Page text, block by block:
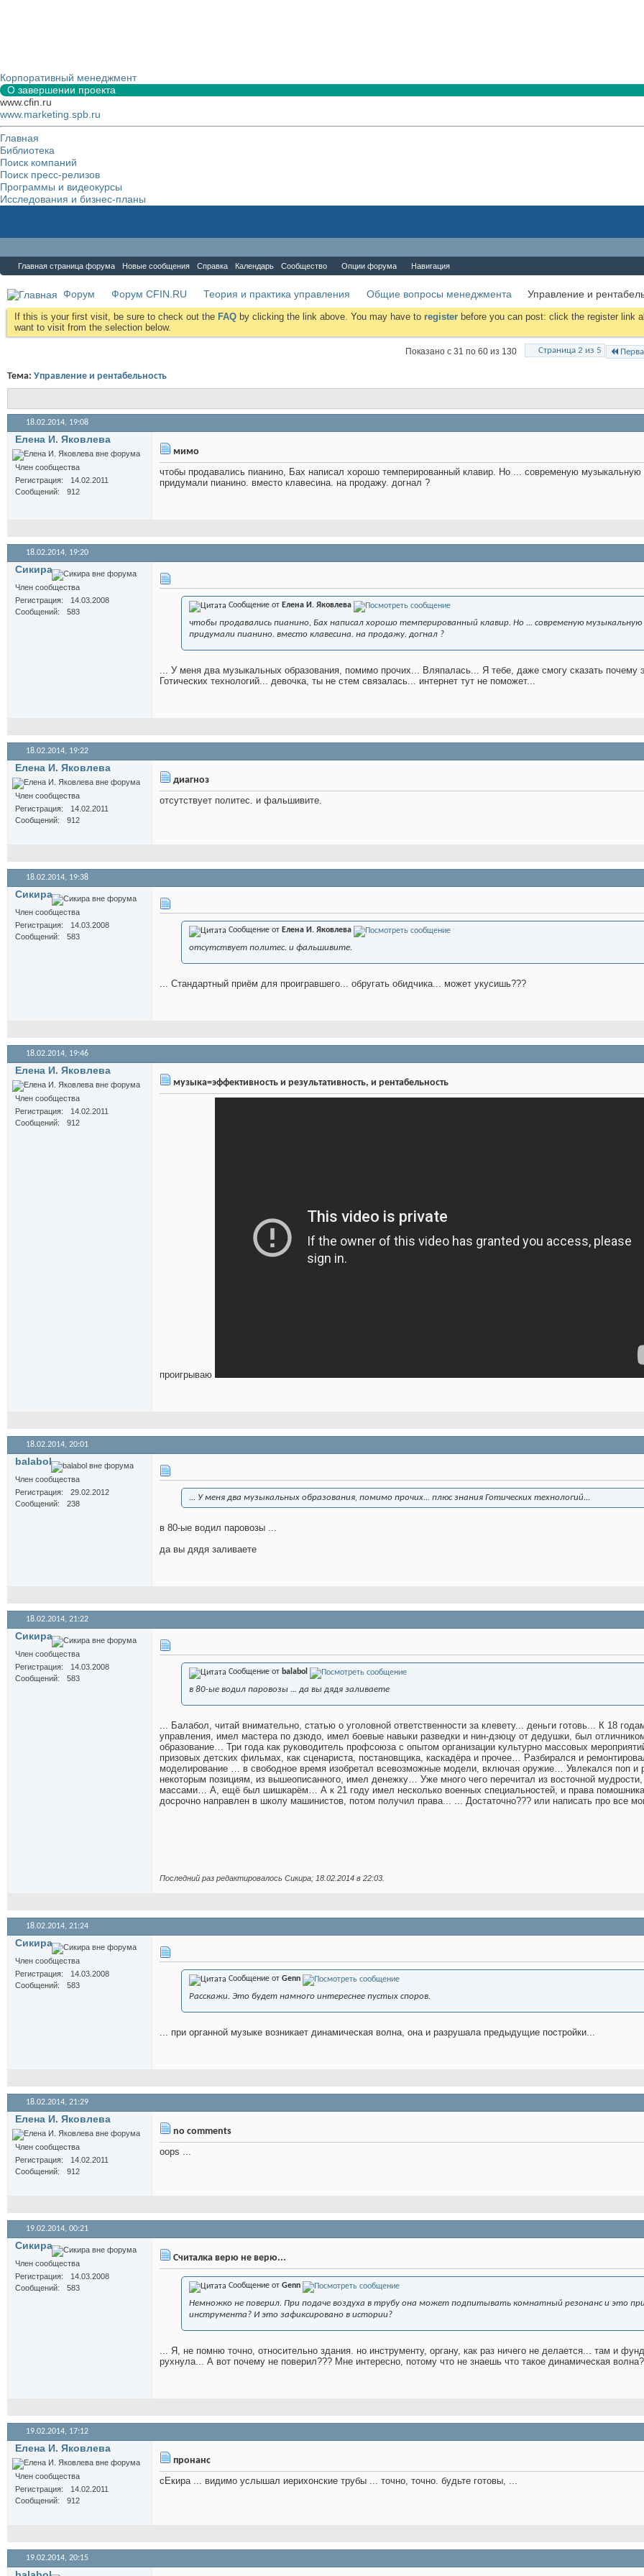
Корпоративный менеджмент
О завершении проекта
www.cfin.ru
www.marketing.spb.ru
Главная
Библиотека
Поиск компаний
Поиск пресс-релизов
Программы и видеокурсы
Исследования и бизнес-планы
Главная страница форума Новые сообщения Справка Календарь Сообщество Опции форума Навигация
Форум Форум CFIN.RU Теория и практика управления Общие вопросы менеджмента Управление и
If this is your first visit, be sure to check out the FAQ by clicking the link above. You may have to register before you can post: click the register link
want to visit from the selection below.
Страница 2 из 5
Показано с 31 по 60 из 130
Тема: Управление и рентабельность
18.02.2014, 19:08
Елена И. Яковлева
Член сообщества
Регистрация
14.02.2011
Сообщений
912
мимо
чтобы продавались пианино, Бах написал хорошо темперированный клавир. Но ... современую
придумали пианино. вместо клавесина. на продажу. догнал ?
18.02.2014, 19:20
Сикира
Член сообщества
Регистрация
14.03.2008
Сообщений
583
Сообщение от Елена И. Яковлева
чтобы продавались пианино, Бах написал хорошо темперированный клавир. Но ... современую
придумали пианино. вместо клавесина. на продажу. догнал ?
... У меня два музыкальных образования, помимо прочих... Вляпалась... Я тебе, даже смогу сказать почему
Готических технологий... девочка, ты не стем связалась... интернет тут не поможет...
18.02.2014, 19:22
Елена И. Яковлева
Член сообщества
Регистрация
14.02.2011
Сообщений
912
диагноз
отсутствует политес. и фальшивите.
18.02.2014, 19:38
Сикира
Член сообщества
Регистрация
14.03.2008
Сообщений
583
Сообщение от Елена И. Яковлева
отсутствует политес. и фальшивите.
... Стандартный приём для проигравшего... обругать обидчика... может укусишь???
18.02.2014, 19:46
Елена И. Яковлева
Член сообщества
Регистрация
14.02.2011
Сообщений
912
музыка=эффективность и результативность, и рентабельность
проигрываю
18.02.2014, 20:01
balabol
Член сообщества
Регистрация
29.02.2012
Сообщений
238
... У меня два музыкальных образования, помимо прочих... плюс знания Готических технологий...
в 80-ые водил паровозы ...
да вы дядя заливаете
18.02.2014, 21:22
Сикира
Член сообщества
Регистрация
14.03.2008
Сообщений
583
Сообщение от balabol
в 80-ые водил паровозы ... да вы дядя заливаете
... Балабол, читай внимательно, статью о уголовной ответственности за клевету... деньги готовь... К 18
управления, имел мастера по дзюдо, имел боевые навыки разведки и нин-дзюцу от дедушки, был
образование… Три года как руководитель профсоюза с опытом организации культурно массовых
призовых детских фильмах, как сценариста, постановщика, каскадёра и прочее… Разбирался и
моделирование … в свободное время изобретал всевозможные модели, включая оружие… Увлекался поп
некоторым позициям, из вышеописанного, имел денежку… Уже много чего перечитал из восточной
массами… А, ещё был шишкарём… А к 21 году имел несколько военных специальностей, и права
досрочно направлен в школу машинистов, потом получил права... ... Достаточно??? или написать про все
Последний раз редактировалось Сикира; 18.02.2014 в 22:03
18.02.2014, 21:24
Сикира
Член сообщества
Регистрация
14.03.2008
Сообщений
583
Сообщение от Genn
Расскажи. Это будет намного интереснее пустых споров.
... при органной музыке возникает динамическая волна, она и разрушала предыдущие постройки...
18.02.2014, 21:29
Елена И. Яковлева
Член сообщества
Регистрация
14.02.2011
Сообщений
912
no comments
oops ...
19.02.2014, 00:21
Сикира
Член сообщества
Регистрация
14.03.2008
Сообщений
583
Считалка верю не верю...
Сообщение от Genn
Немножко не поверил. При подаче воздуха в трубу она может подпитывать комнатный резонанс и это
инструмента? И это зафиксировано в истории?
... Я, не помню точно, относительно здания. но инструменту, органу, как раз ничего не делается... там и
рухнула... А вот почему не поверил??? Мне интересно, потому что не знаешь что такое динамическая
19.02.2014, 17:12
Елена И. Яковлева
Член сообщества
Регистрация
14.02.2011
Сообщений
912
пронанс
сЕкира ... видимо услышал иерихонские трубы ... точно, точно. будьте готовы, ...
19.02.2014, 20:15